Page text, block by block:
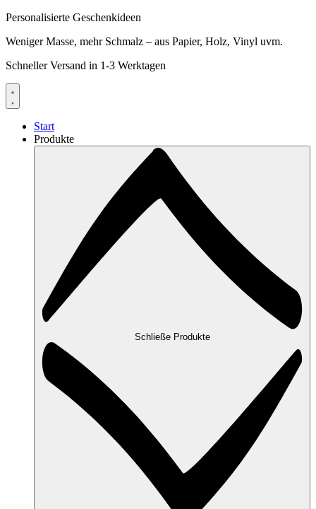
Personalisierte Geschenkideen
Weniger Masse, mehr Schmalz – aus Papier, Holz, Vinyl uvm.
Schneller Versand in 1-3 Werktagen
Start
Produkte
Schließe Produkte